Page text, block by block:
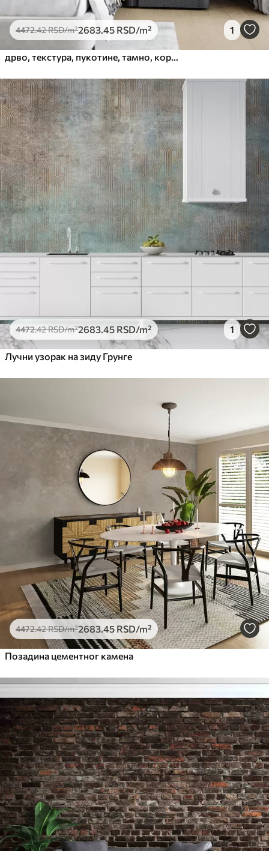
4472.42RSD/m²2683 .45 RSD/m² 1
4472.42RSD/m²2683 .45 RSD/m² 1
Лучни узорак на зиду Грунге
4472.42RSD/m²2683.45 RSD/m²
Позадина цементног камена